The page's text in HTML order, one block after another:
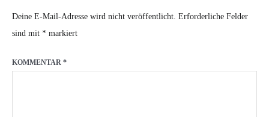
Deine E-Mail-Adresse wird nicht veröffentlicht. Erforderliche Felder
sind mit * markiert
KOMMENTAR *